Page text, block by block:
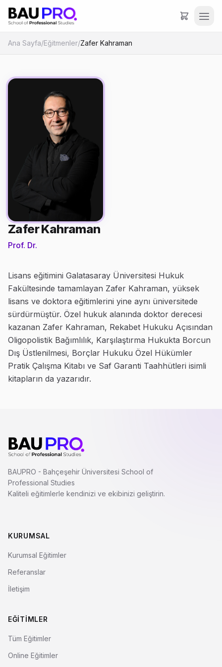
Ana Sayfa/Eğitmenler/Zafer Kahraman
Zafer Kahraman
Prof. Dr.
Lisans eğitimini Galatasaray Üniversitesi Hukuk
Fakültesinde tamamlayan Zafer Kahraman, yüksek
lisans ve doktora eğitimlerini yine aynı üniversitede
sürdürmüştür. Özel hukuk alanında doktor derecesi
kazanan Zafer Kahraman, Rekabet Hukuku Açısından
Oligopolistik Bağımlılık, Karşılaştırma Hukukta Borcun
Dış Üstlenilmesi, Borçlar Hukuku Özel Hükümler
Pratik Çalışma Kitabı ve Saf Garanti Taahhütleri isimli
kitapların da yazarıdır.
BAUPRO - Bahçeşehir Üniversitesi School of
Professional Studies
Kaliteli eğitimlerle kendinizi ve ekibinizi geliştirin.
KURUMSAL
Kurumsal Eğitimler
Referanslar
İletişim
EĞITIMLER
Tüm Eğitimler
Online Eğitimler